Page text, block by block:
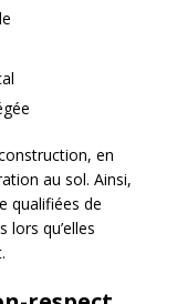
en
au sol. Ainsi,
qualifiées de
qu’elles